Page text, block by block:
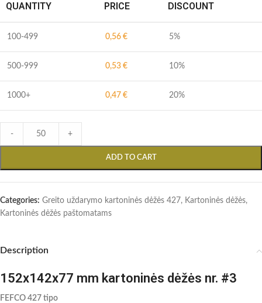
QUANTITY PRICE DISCOUNT
100-499 0,56 € 5%
500-999 0,53 € 10%
1000+ 0,47 € 20%
- +
ADD TO CART
Categories: Greito uždarymo kartoninės dėžės 427, Kartoninės dėžės,
Kartoninės dėžės paštomatams
Description
152x142x77 mm kartoninės dėžės nr. #3
FEFCO 427 tipo